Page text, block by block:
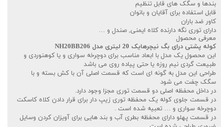
بندها و سگک های قابل تنظیم
قابل استفاده برای آقایان و بانوان
کاور ضد باران
دارای توری نگه دارنده کلاه ایمنی, صندل و …
معرفی محصول
کوله پشتی درای بگ نیچرهایک 20 لیتری مدل NH20BB206
این محصول یک مدل با ابعاد مناسب برای دوچرخه سواری و یا کوهنوردی و
طبیعت گردی نیم روزه یا حتی پیاده روی می باشد
طراحی این مدل به گونه ای است که قسمت اصلی آن با کش بسته و با
سگک چفت می شود
در داخل محفظه اصلی دو قسمت توری مجزا وجود دارد.
در قسمت جلوی کوله یک محفظه توری زیپ دار برای قرار دادن کلاه کاسکت
دوچرخه سواری و … تعبیه شده است .
در قسمت پهلو دارای محفظه بطری آب و بند هایی برای آویزان کردن وسایل